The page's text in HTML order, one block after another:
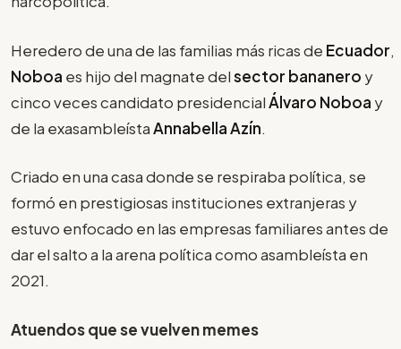
Heredero de una de las familias más ricas de Ecuador,
Noboa es hijo del magnate delsector bananero y
cinco veces candidato presidencialÁlvaro Noboa y
de la exasambleístaAnnabella Azín.
Criado en una casa donde se respiraba política, se
formó en prestigiosas instituciones extranjeras y
estuvo enfocado en las empresas familiares antes de
dar el salto a la arena política como asambleísta en
2021.
Atuendos que se vuelven memes